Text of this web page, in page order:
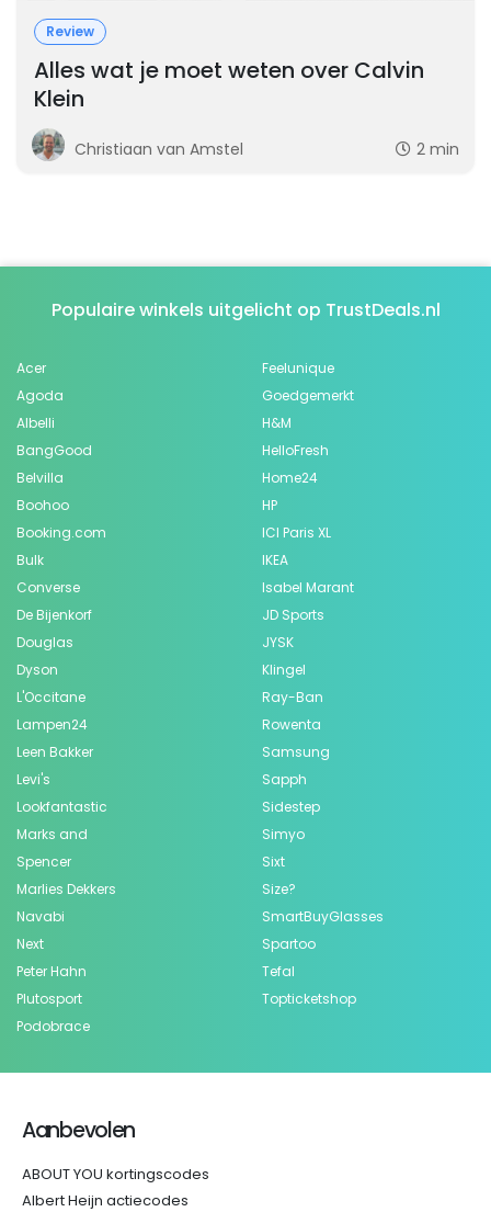
Review
Alles wat je moet weten over Calvin
Klein
Christiaan van Amstel 2 min
Populaire winkels uitgelicht op TrustDeals.nl
Acer
Agoda
Albelli
BangGood
Belvilla
Boohoo
Booking.com
Bulk
Converse
De Bijenkorf
Douglas
Dyson
Feelunique
Goedgemerkt
H&M
HelloFresh
Home24
HP
ICI Paris XL
IKEA
Isabel Marant
JD Sports
JYSK
Klingel
L'Occitane
Lampen24
Leen Bakker
Levi's
Lookfantastic
Marks and
Spencer
Marlies Dekkers
Navabi
Next
Peter Hahn
Plutosport
Podobrace
Ray-Ban
Rowenta
Samsung
Sapph
Sidestep
Simyo
Sixt
Size?
SmartBuyGlasses
Spartoo
Tefal
Topticketshop
Aanbevolen
ABOUT YOU kortingscodes
Albert Heijn actiecodes